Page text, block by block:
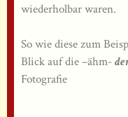
wiederholbar waren.
So wie diese zum
Blick auf die –ähm-
Fotografie